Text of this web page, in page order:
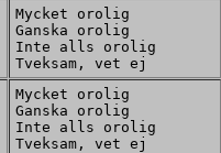
Mycket orolig
Ganska orolig
Inte alls orolig
Tveksam, vet ej
Mycket orolig
Ganska orolig
Inte alls orolig
Tveksam, vet ej